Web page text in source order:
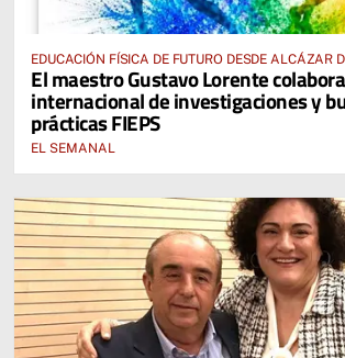
EDUCACIÓN FÍSICA DE FUTURO DESDE ALCÁZAR
El maestro Gustavo Lorente
internacional de investigaciones y
prácticas FIEPS
EL SEMANAL